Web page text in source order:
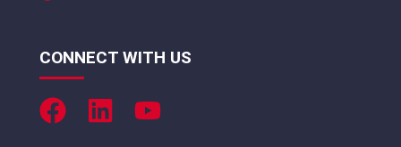
CONNECT WITH US